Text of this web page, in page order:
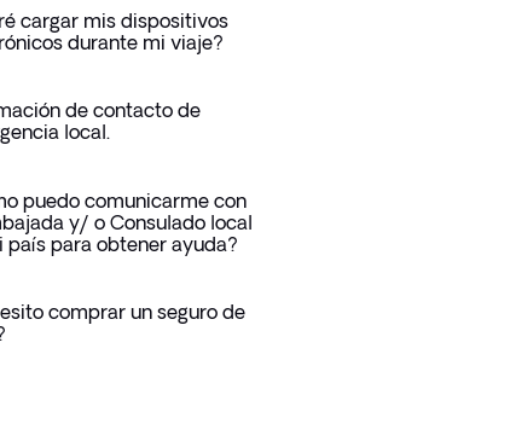
cargar mis dispositivos
durante mi viaje?
de contacto de
local.
puedo comunicarme con
y/ o Consulado local
país para obtener ayuda?
comprar un seguro de